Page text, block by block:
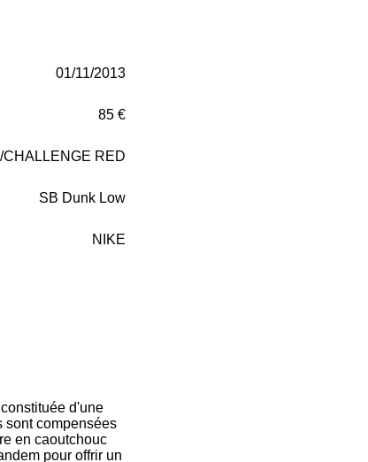
01/11/2013
85 €
RED
SB Dunk Low
NIKE
d'une
sont compensées
en caoutchouc
pour offrir un